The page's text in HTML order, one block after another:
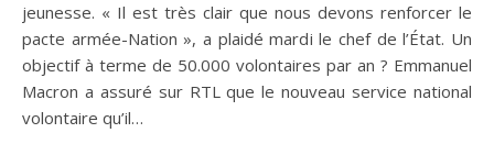
jeunesse. « Il est très clair que nous devons renforcer le
pacte armée-Nation », a plaidé mardi le chef de l’État. Un
objectif à terme de 50.000 volontaires par an ? Emmanuel
Macron a assuré sur RTL que le nouveau service national
volontaire qu’il…